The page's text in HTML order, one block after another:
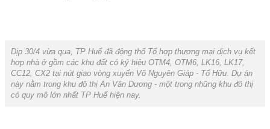
Dịp 30/4 vừa qua, TP Huế đã động thổ Tổ hợp thương mại dịch vụ kết
hợp nhà ở gồm các khu đất có ký hiệu OTM4, OTM6, LK16, LK17,
CC12, CX2 tại nút giao vòng xuyến Võ Nguyên Giáp - Tố Hữu. Dự án
này nằm trong khu đô thị An Vân Dương - một trong những khu đô thị
có quy mô lớn nhất TP Huế hiện nay.